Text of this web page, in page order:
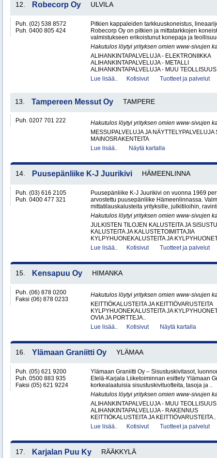
12. Robecorp Oy ULVILA
Puh. (02) 538 8572
Puh. 0400 805 424
Pitkien kappaleiden tarkkuuskoneistus,
Robecorp Oy on pitkien ja mittatarkkojen
valmistukseen erikoistunut konepaja ja
Hakutulos löytyi yrityksen omien www-sivujen
ALIHANKINTAPALVELUJA - ELEKTRONIIKKA
ALIHANKINTAPALVELUJA - METALLI
ALIHANKINTAPALVELUJA - MUU
Lue lisää..
Kotisivut Tuotteet ja palvelut
13. Tampereen Messut Oy TAMPERE
Puh. 0207 701 222
Hakutulos löytyi yrityksen omien www-sivujen
MESSUPALVELUJA JA NÄYTTELYPALVELUJA
MAINOSRAKENTEITA
Lue lisää..
Näytä kartalla
14. Puusepänliike K-J Juurikivi HÄMEENLINNA
Puh. (03) 616 2105
Puh. 0400 477 321
Puusepänliike K-J Juurikivi on vuonna 1969
arvostettu puusepänliike Hämeenlinnassa.
mittatilauskalusteita yrityksille, julkitiloihin,
Hakutulos löytyi yrityksen omien www-sivujen
JULKISTEN TILOJEN KALUSTEITA JA
KALUSTEITA JA KALUSTETOIMITTAJIA
KYLPYHUONEKALUSTEITA JA
Lue lisää..
Kotisivut Tuotteet ja palvelut
15. Kensapuu Oy HIMANKA
Puh. (06) 878 0200
Faksi (06) 878 0233
Hakutulos löytyi yrityksen omien www-sivujen
KEITTIÖKALUSTEITA JA KEITTIÖVARUSTEITA
KYLPYHUONEKALUSTEITA JA
OVIA JA PORTTEJA..
Lue lisää..
Kotisivut Näytä kartalla
16. Ylämaan Graniitti Oy YLÄMAA
Puh. (05) 621 9200
Puh. 0500 883 935
Faksi (05) 621 9224
Ylämaan Graniitti Oy – Sisustuskivitasot,
Etelä-Karjala Liiketoiminnan esittely Ylämaan
korkealaatuisia sisustuskivituotteita, tasoja ja ..
Hakutulos löytyi yrityksen omien www-sivujen
ALIHANKINTAPALVELUJA - MUU TEOLLISUUS
ALIHANKINTAPALVELUJA - RAKENNUS
KEITTIÖKALUSTEITA JA KEITTIÖVARUSTEITA..
Lue lisää..
Kotisivut Tuotteet ja palvelut
17. Karjalan Puu Ky RÄÄKKYLÄ